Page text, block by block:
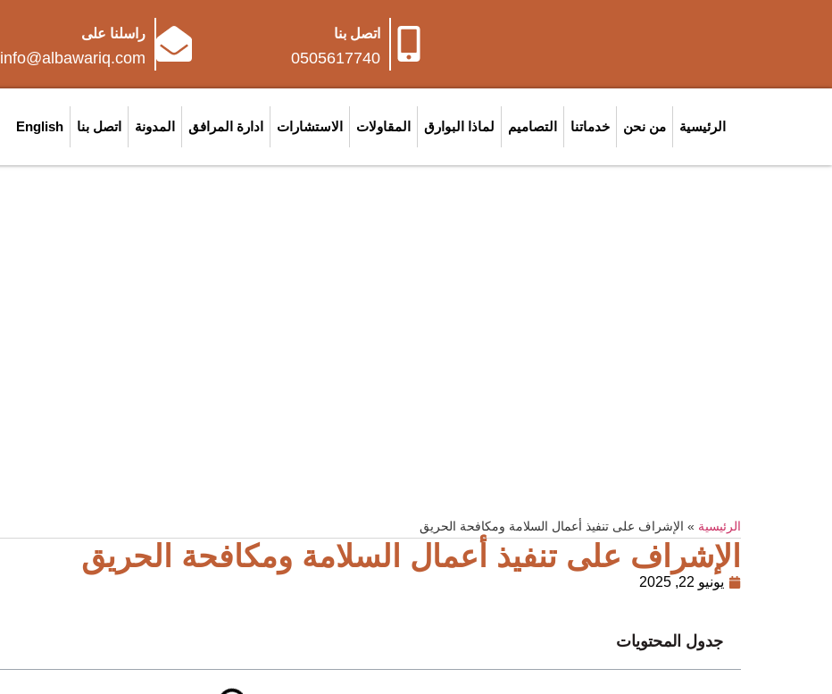
اتصل بنا
0505617740
راسلنا على
info@albawariq.com
الرئيسية من نحن خدماتنا التصاميم لماذا البوارق المقاولات الاستشارات ادارة المرافق المدونة اتصل بنا English
الرئيسية » الإشراف على تنفيذ أعمال السلامة ومكافحة الحريق
الإشراف على تنفيذ أعمال السلامة ومكافحة الحريق
يونيو 22, 2025
جدول المحتويات